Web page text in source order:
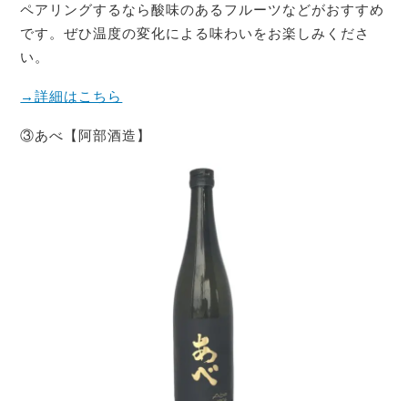
ペアリングするなら酸味のあるフルーツなどがおすすめ
です。ぜひ温度の変化による味わいをお楽しみくださ
い。
→詳細はこちら
③あべ【阿部酒造】